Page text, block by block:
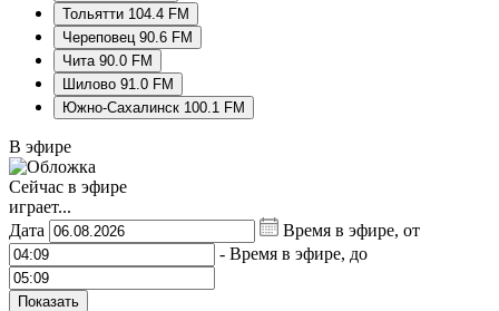
Тольятти 104.4 FM
Череповец 90.6 FM
Чита 90.0 FM
Шилово 91.0 FM
Южно-Сахалинск 100.1 FM
В эфире
Сейчас в эфире
играет...
Дата
Время в эфире, от
- Время в эфире, до
Показать